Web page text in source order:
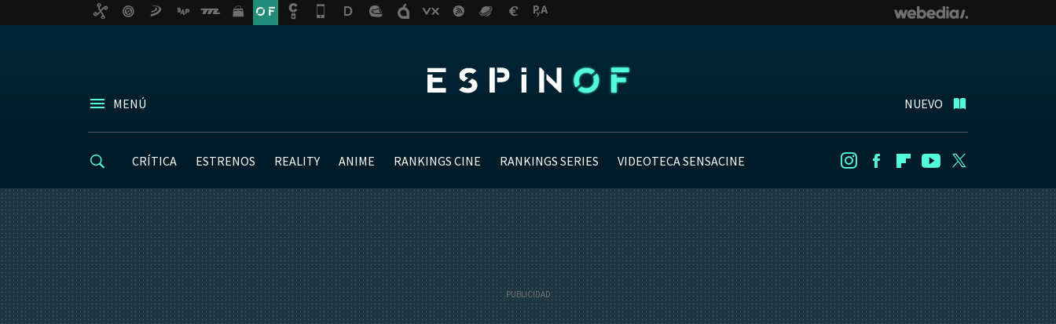
MENÚ NUEVO
CRÍTICA ESTRENOS REALITY ANIME RANKINGS CINE RANKINGS SERIES VIDEOTECA SENSACINE InstagramFacebookFlipboard
Youtube